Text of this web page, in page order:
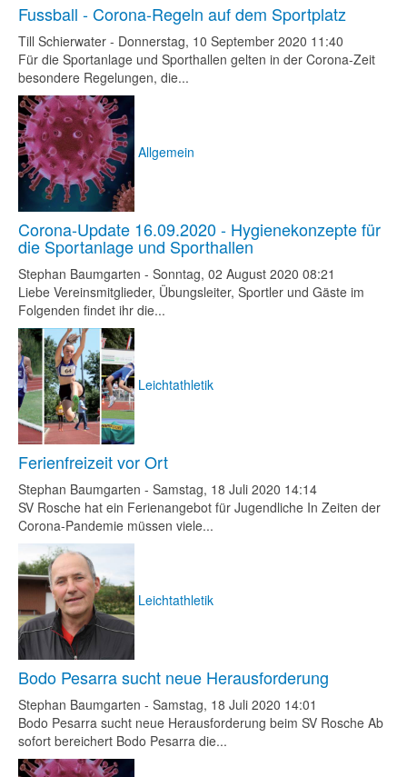
Fussball - Corona-Regeln auf dem Sportplatz
Till Schierwater - Donnerstag, 10 September 2020 11:40
Für die Sportanlage und Sporthallen gelten in der Corona-Zeit
besondere Regelungen, die...
Allgemein
Corona-Update 16.09.2020 - Hygienekonzepte für
die Sportanlage und Sporthallen
Stephan Baumgarten - Sonntag, 02 August 2020 08:21
Liebe Vereinsmitglieder, Übungsleiter, Sportler und Gäste im
Folgenden findet ihr die...
Leichtathletik
Ferienfreizeit vor Ort
Stephan Baumgarten - Samstag, 18 Juli 2020 14:14
SV Rosche hat ein Ferienangebot für Jugendliche In Zeiten der
Corona-Pandemie müssen viele...
Leichtathletik
Bodo Pesarra sucht neue Herausforderung
Stephan Baumgarten - Samstag, 18 Juli 2020 14:01
Bodo Pesarra sucht neue Herausforderung beim SV Rosche Ab
sofort bereichert Bodo Pesarra die...